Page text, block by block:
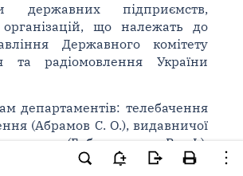
державних підприємств,
що належать до
Державного комітету
та радіомовлення України
департаментів: телебачення
(Абрамов С. О.), видавничої
преси (Бабилюлько В. І.),
(Кравченко Д. В.)